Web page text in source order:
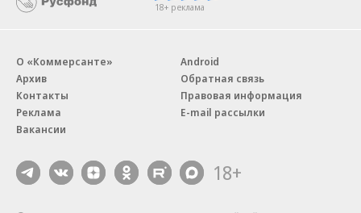
18+ реклама
О «Коммерсанте»
Архив
Контакты
Реклама
Вакансии
Android
Обратная связь
Правовая информация
E-mail рассылки
18+